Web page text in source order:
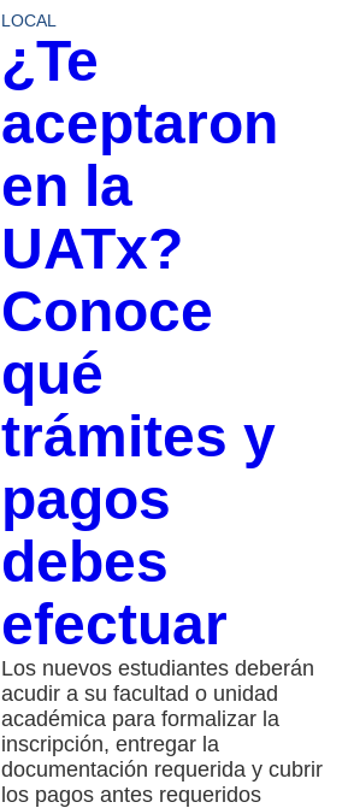
LOCAL
¿Te
aceptaron
en la
UATx?
Conoce
qué
trámites y
pagos
debes
efectuar
Los nuevos estudiantes deberán
acudir a su facultad o unidad
académica para formalizar la
inscripción, entregar la
documentación requerida y cubrir
los pagos antes requeridos